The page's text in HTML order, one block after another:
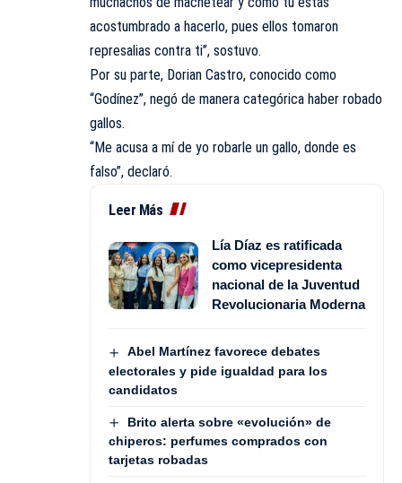
acostumbrado a hacerlo, pues ellos tomaron
represalias contra ti”, sostuvo.
Por su parte, Dorian Castro, conocido como
“Godínez”, negó de manera categórica haber robado
gallos.
“Me acusa a mí de yo robarle un gallo, donde es
falso”, declaró.
Leer Más
Lía Díaz es ratificada
como vicepresidenta
nacional de la Juventud
Revolucionaria Moderna
Abel Martínez favorece debates
electorales y pide igualdad para los
candidatos
Brito alerta sobre «evolución» de
chiperos: perfumes comprados con
tarjetas robadas